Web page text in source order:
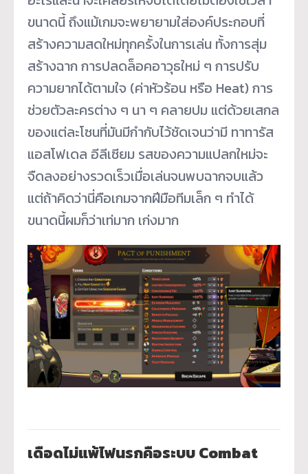
ขนาดนี้ ถึงแม้เกมจะพยายามใส่องค์ประกอบที่
สร้างความสดใหม่ทุกครั้งในการเล่น ทั้งการสุ่ม
สร้างฉาก การปลดล็อคอาวุธใหม่ ๆ การปรับ
ความยากได้ตามใจ (ค่าหัวร้อน หรือ Heat) การ
ช่วยตัวละครต่าง ๆ นา ๆ คลายปม แต่ด้วยเสกล
ของแต่ละโซนที่มันมีกำกับไว้ชัดเจนว่ามี ทาทารัส
แอสโฟเดล อีลีเซียม รสของความแปลกใหม่จะ
จืดลงอย่างรวดเร็วเมื่อเล่นจนพบฉากจบแล้ว
แต่ถ้าคิดว่านี่คือเกมจากฝีมือทีมเล็ก ๆ ทำได้
ขนาดนี้ผมก็ว่าเท่มาก เก่งมาก
เดือดไม่แพ้ไฟนรกคือระบบ Combat